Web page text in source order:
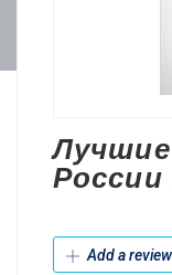
России
Add a review